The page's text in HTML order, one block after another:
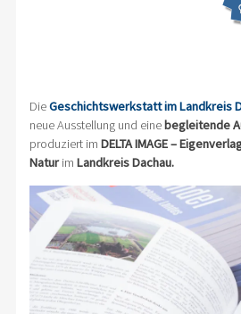
DieGeschichtswerkstatt im Landkreis
neue Ausstellung und eine begleitende
produziert im DELTA IMAGE –
Naturim Landkreis Dachau.